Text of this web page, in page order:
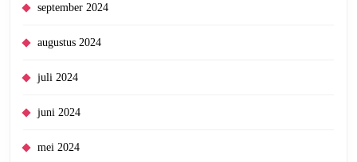
september 2024
augustus 2024
juli 2024
juni 2024
mei 2024